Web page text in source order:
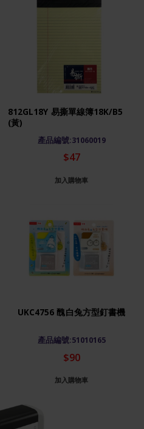
812GL18Y 易撕單線簿18K/B5
(黃)
產品編號:31060019
$47
加入購物車
UKC4756 醜白兔方型釘書機
產品編號:51010165
$90
加入購物車